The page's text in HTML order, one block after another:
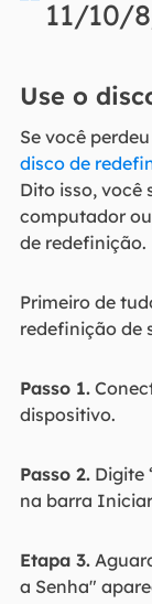
11/10/
Use o
Se você
disco de
Dito isso, você
computador
de redefinição.
Primeiro de
redefinição de
Passo 1.
dispositivo.
Passo 2.Digite
na barra
Etapa 3.
a Senha"